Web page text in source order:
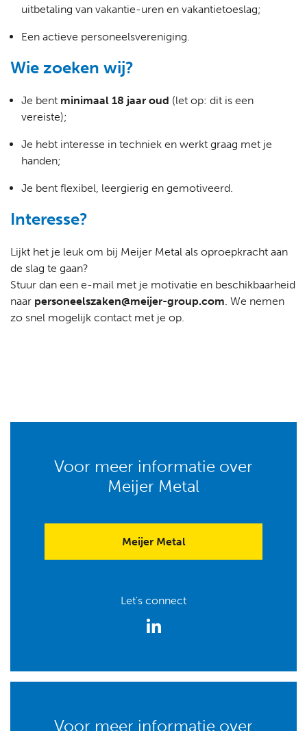
uitbetaling van vakantie-uren en vakantietoeslag;
Een actieve personeelsvereniging.
Wie zoeken wij?
Je bent minimaal 18 jaar oud (let op: dit is een
vereiste);
Je hebt interesse in techniek en werkt graag met je
handen;
Je bent flexibel, leergierig en gemotiveerd.
Interesse?
Lijkt het je leuk om bij Meijer Metal als oproepkracht aan
de slag te gaan?
Stuur dan een e-mail met je motivatie en beschikbaarheid
naar personeelszaken@meijer-group.com. We nemen
zo snel mogelijk contact met je op.
Voor meer informatie over
Meijer Metal
Meijer Metal
Let's connect
Voor meer informatie over